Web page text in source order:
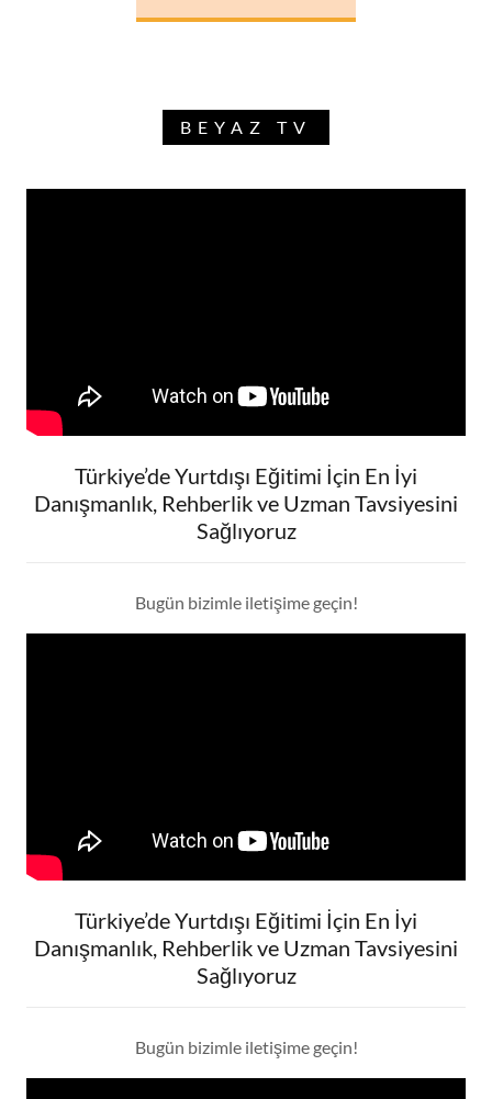
BEYAZ TV
Türkiye’de Yurtdışı Eğitimi İçin En İyi
Danışmanlık, Rehberlik ve Uzman Tavsiyesini
Sağlıyoruz
Bugün bizimle iletişime geçin!
Türkiye’de Yurtdışı Eğitimi İçin En İyi
Danışmanlık, Rehberlik ve Uzman Tavsiyesini
Sağlıyoruz
Bugün bizimle iletişime geçin!